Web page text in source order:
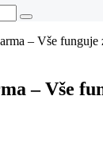
Vyhľadávanie
– Vše funguje
– Vše